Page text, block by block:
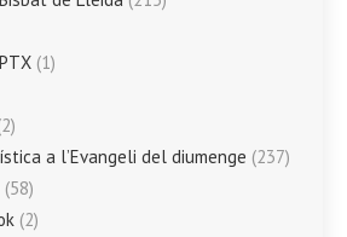
(1)
a l’Evangeli del diumenge (237)
(58)
(2)